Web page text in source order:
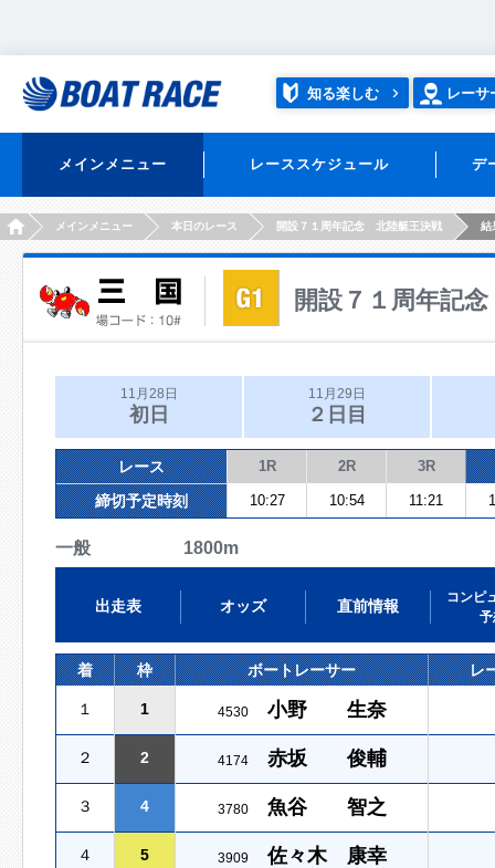
知る楽しむ レーサ
メインメニュー レーススケジュール デ
HOMEメインメニュー 本日のレース 開設７１周年記念 北陸艇王決戦 結
開設７１周年記
11月28日
初日
11月29日
２日目
レース 1R 2R 3R
締切予定時刻 10:27 10:54 11:21
一般 1800m
出走表 オッズ 直前情報
コンピ
予
着 枠 ボートレーサー レ
１ 1 4530 小野 生奈
２ 2 4174 赤坂 俊輔
３ 4 3780 魚谷 智之
４ 5 3909 佐々木 康幸